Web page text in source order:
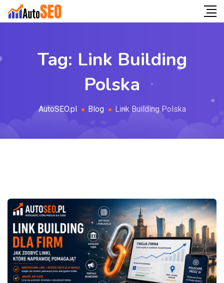
Tag: Link Building
Polska
AutoSEO.pl Blog Link Building Polska